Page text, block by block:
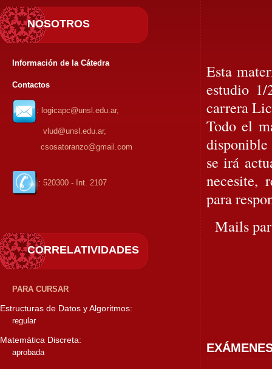
Esta
estudio
carrera
Todo el
disponible
se irá
necesite,
para
Mails
NOSOTROS
Información de la Cátedra
Contactos
: logicapc@unsl.edu.ar,
vlud@unsl.edu.ar,
csosatoranzo@gmail.com
: 520300 - Int. 2107
CORRELATIVIDADES
PARA CURSAR
Estructuras de Datos y Algoritmos:
regular
Matemática Discreta:
aprobada